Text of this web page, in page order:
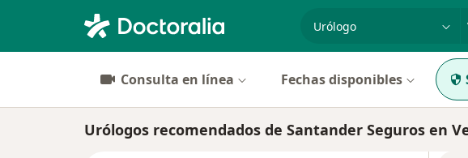
especialidad, enfermedad
Consulta en línea Fechas disponibles
Urólogos recomendados de Santander Seguros en